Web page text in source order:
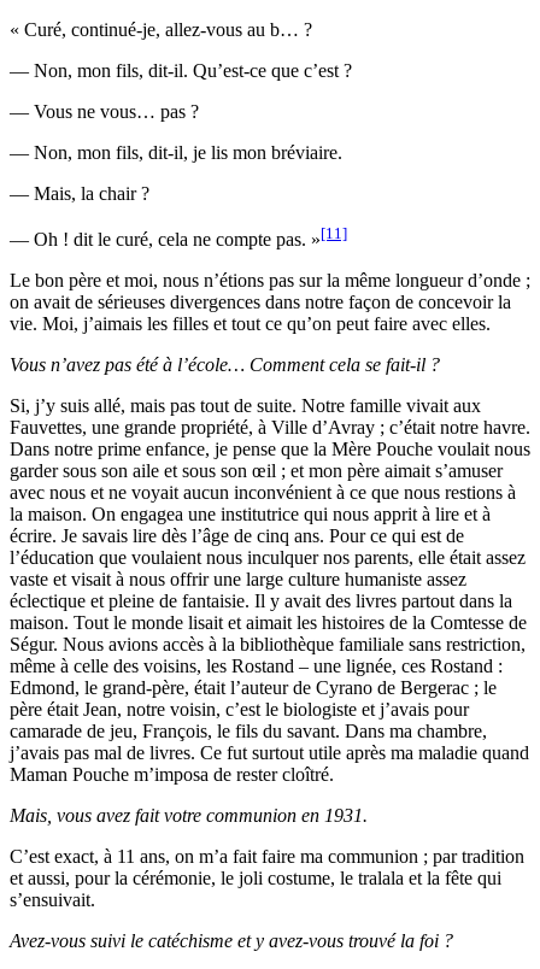
« Curé, continué-je, allez-vous au b… ?
— Non, mon fils, dit-il. Qu’est-ce que c’est ?
— Vous ne vous… pas ?
— Non, mon fils, dit-il, je lis mon bréviaire.
— Mais, la chair ?
— Oh ! dit le curé, cela ne compte pas. »[11]
Le bon père et moi, nous n’étions pas sur la même longueur d’onde ;
on avait de sérieuses divergences dans notre façon de concevoir la
vie. Moi, j’aimais les filles et tout ce qu’on peut faire avec elles.
Vous n’avez pas été à l’école… Comment cela se fait-il ?
Si, j’y suis allé, mais pas tout de suite. Notre famille vivait aux
Fauvettes, une grande propriété, à Ville d’Avray ; c’était notre havre.
Dans notre prime enfance, je pense que la Mère Pouche voulait nous
garder sous son aile et sous son œil ; et mon père aimait s’amuser
avec nous et ne voyait aucun inconvénient à ce que nous restions à
la maison. On engagea une institutrice qui nous apprit à lire et à
écrire. Je savais lire dès l’âge de cinq ans. Pour ce qui est de
l’éducation que voulaient nous inculquer nos parents, elle était assez
vaste et visait à nous offrir une large culture humaniste assez
éclectique et pleine de fantaisie. Il y avait des livres partout dans la
maison. Tout le monde lisait et aimait les histoires de la Comtesse de
Ségur. Nous avions accès à la bibliothèque familiale sans restriction,
même à celle des voisins, les Rostand – une lignée, ces Rostand :
Edmond, le grand-père, était l’auteur de Cyrano de Bergerac ; le
père était Jean, notre voisin, c’est le biologiste et j’avais pour
camarade de jeu, François, le fils du savant. Dans ma chambre,
j’avais pas mal de livres. Ce fut surtout utile après ma maladie quand
Maman Pouche m’imposa de rester cloîtré.
Mais, vous avez fait votre communion en 1931.
C’est exact, à 11 ans, on m’a fait faire ma communion ; par tradition
et aussi, pour la cérémonie, le joli costume, le tralala et la fête qui
s’ensuivait.
Avez-vous suivi le catéchisme et y avez-vous trouvé la foi ?